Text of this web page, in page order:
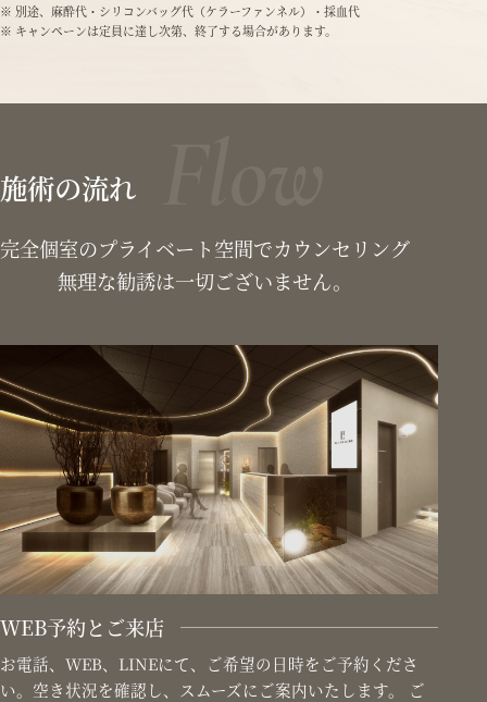
※ 別途、麻酔代・シリコンバッグ代（ケラーファンネル）・採血代
※ キャンペーンは定員に達し次第、終了する場合があります。
施術の流れ
完全個室のプライベート空間でカウンセリング
無理な勧誘は一切ございません。
WEB予約とご来店
お電話、WEB、LINEにて、ご希望の日時をご予約くださ
い。空き状況を確認し、スムーズにご案内いたします。 ご